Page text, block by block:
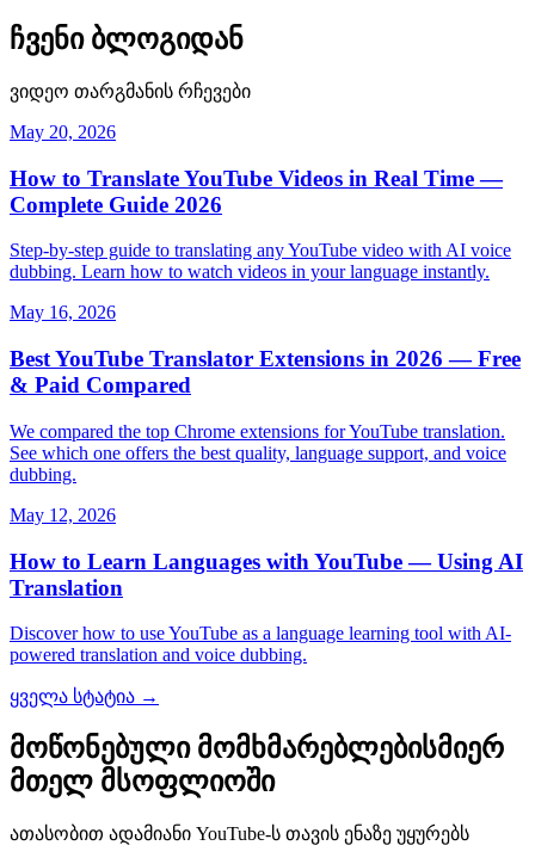
ჩვენი ბლოგიდან
ვიდეო თარგმანის რჩევები
May 20, 2026
How to Translate YouTube Videos in Real Time —
Complete Guide 2026
Step-by-step guide to translating any YouTube video with AI voice
dubbing. Learn how to watch videos in your language instantly.
May 16, 2026
Best YouTube Translator Extensions in 2026 — Free
& Paid Compared
We compared the top Chrome extensions for YouTube translation.
See which one offers the best quality, language support, and voice
dubbing.
May 12, 2026
How to Learn Languages with YouTube — Using AI
Translation
Discover how to use YouTube as a language learning tool with AI-
powered translation and voice dubbing.
ყველა სტატია →
მოწონებული მომხმარებლებისმიერ
მთელ მსოფლიოში
ათასობით ადამიანი YouTube-ს თავის ენაზე უყურებს